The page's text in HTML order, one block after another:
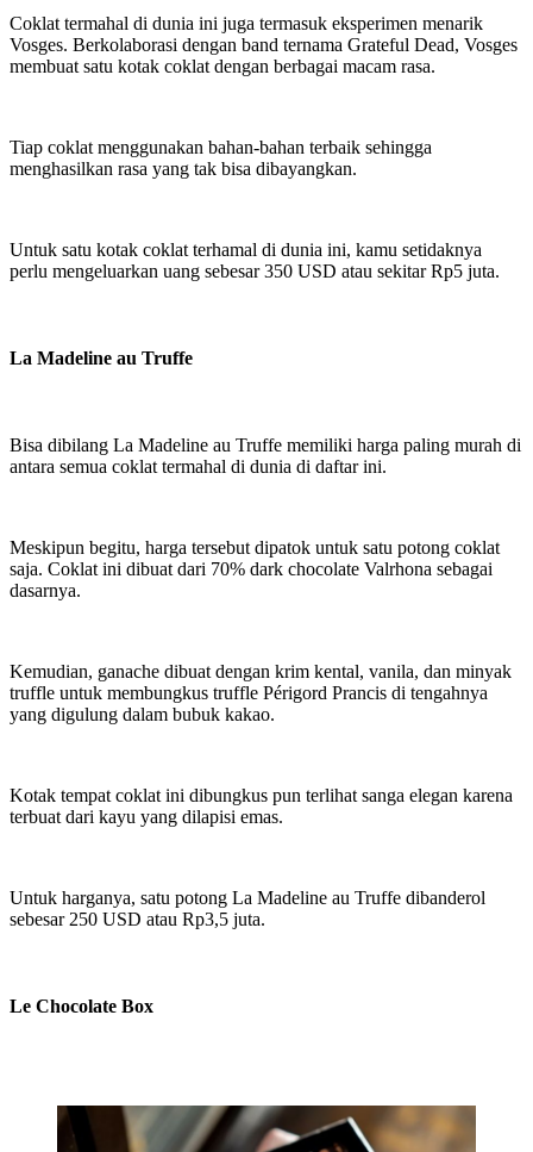
Coklat termahal di dunia ini juga termasuk eksperimen menarik
Vosges. Berkolaborasi dengan band ternama Grateful Dead, Vosges
membuat satu kotak coklat dengan berbagai macam rasa.
Tiap coklat menggunakan bahan-bahan terbaik sehingga
menghasilkan rasa yang tak bisa dibayangkan.
Untuk satu kotak coklat terhamal di dunia ini, kamu setidaknya
perlu mengeluarkan uang sebesar 350 USD atau sekitar Rp5 juta.
La Madeline au Truffe
Bisa dibilang La Madeline au Truffe memiliki harga paling murah di
antara semua coklat termahal di dunia di daftar ini.
Meskipun begitu, harga tersebut dipatok untuk satu potong coklat
saja. Coklat ini dibuat dari 70% dark chocolate Valrhona sebagai
dasarnya.
Kemudian, ganache dibuat dengan krim kental, vanila, dan minyak
truffle untuk membungkus truffle Périgord Prancis di tengahnya
yang digulung dalam bubuk kakao.
Kotak tempat coklat ini dibungkus pun terlihat sanga elegan karena
terbuat dari kayu yang dilapisi emas.
Untuk harganya, satu potong La Madeline au Truffe dibanderol
sebesar 250 USD atau Rp3,5 juta.
Le Chocolate Box